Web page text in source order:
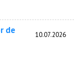
de 10.07.2026